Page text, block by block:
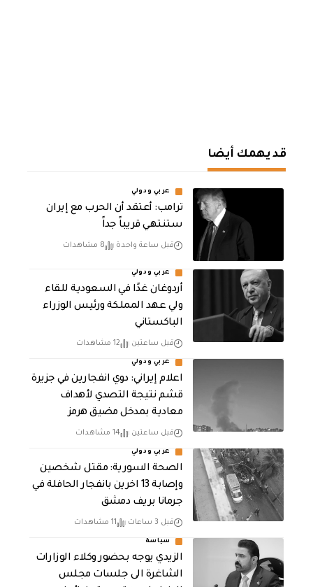
قد يهمك أيضا
عربي ودولي
‏ترامب: أعتقد أن الحرب مع إيران
ستنتهي قريباً جداً
قبل ساعة واحدة 8 مشاهدات
عربي ودولي
أردوغان غدًا في السعودية للقاء
ولي عهد المملكة ورئيس الوزراء
الباكستاني
قبل ساعتين 12 مشاهدات
عربي ودولي
اعلام إيراني: دوي انفجارين في جزيرة
قشم نتيجة التصدي لأهداف
معادية بمدخل مضيق هرمز
قبل ساعتين 14 مشاهدات
عربي ودولي
الصحة السورية: مقتل شخصين
وإصابة 13 اخرين بانفجار الحافلة في
جرمانا بريف دمشق
قبل 3 ساعات 11 مشاهدات
سياسة
الزيدي يوجه بحضور وكلاء الوزارات
الشاغرة الى جلسات مجلس